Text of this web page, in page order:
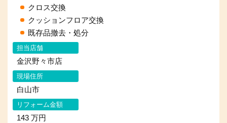
クロス交換
クッションフロア交換
既存品撤去・処分
担当店舗
金沢野々市店
現場住所
白山市
リフォーム金額
143 万円